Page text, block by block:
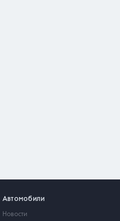
Автомобили
Новости